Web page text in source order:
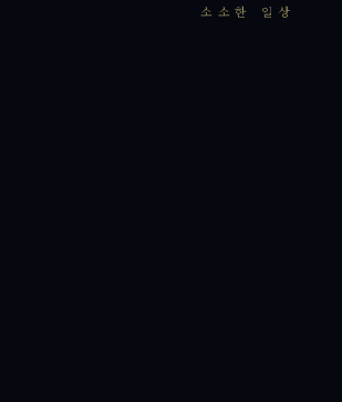
소소한 일상